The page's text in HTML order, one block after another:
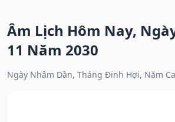
Âm Lịch Hôm Nay,
11 Năm 2030
Ngày Nhâm Dần, Tháng Đinh Hợi, Năm